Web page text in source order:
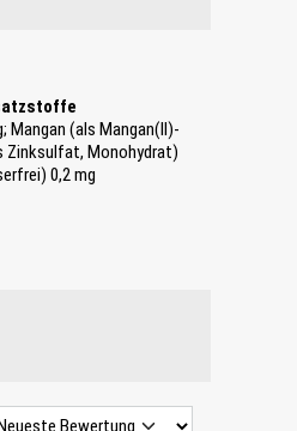
Mangan (als Mangan(II)-
Zinksulfat, Monohydrat)
0,2 mg